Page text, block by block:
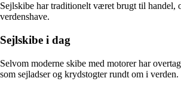
Sejlskibe har traditionelt været brugt til handel,
verdenshave.
Sejlskibe i dag
Selvom moderne skibe med motorer har
som sejladser og krydstogter rundt om i verden.